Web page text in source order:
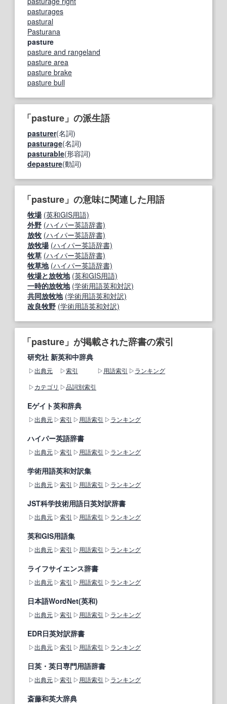
pasturages
pastural
Pasturana
pasture
pasture and rangeland
pasture area
pasture brake
pasture bull
「pasture」の派生語
pasturer(名詞)
pasturage(名詞)
pasturable(形容詞)
depasture(動詞)
「pasture」の意味に関連した用語
牧場 (英和GIS用語)
外野 (ハイパー英語辞書)
放牧 (ハイパー英語辞書)
放牧場 (ハイパー英語辞書)
牧草 (ハイパー英語辞書)
牧草地 (ハイパー英語辞書)
牧場と放牧地 (英和GIS用語)
一時的放牧地 (学術用語英和対訳)
共同放牧地 (学術用語英和対訳)
改良牧野 (学術用語英和対訳)
「pasture」が掲載された辞書の索引
研究社 新英和中辞典
出典元 索引 用語索引
ランキング
カテゴリ
品詞別索引
Eゲイト英和辞典
出典元 索引 用語索引 ランキング
ハイパー英語辞書
出典元 索引 用語索引 ランキング
学術用語英和対訳集
出典元 索引 用語索引 ランキング
JST科学技術用語日英対訳辞書
出典元 索引 用語索引 ランキング
英和GIS用語集
出典元 索引 用語索引 ランキング
ライフサイエンス辞書
出典元 索引 用語索引 ランキング
日本語WordNet(英和)
出典元 索引 用語索引 ランキング
EDR日英対訳辞書
出典元 索引 用語索引 ランキング
日英・英日専門用語辞書
出典元 索引 用語索引 ランキング
斎藤和英大辞典